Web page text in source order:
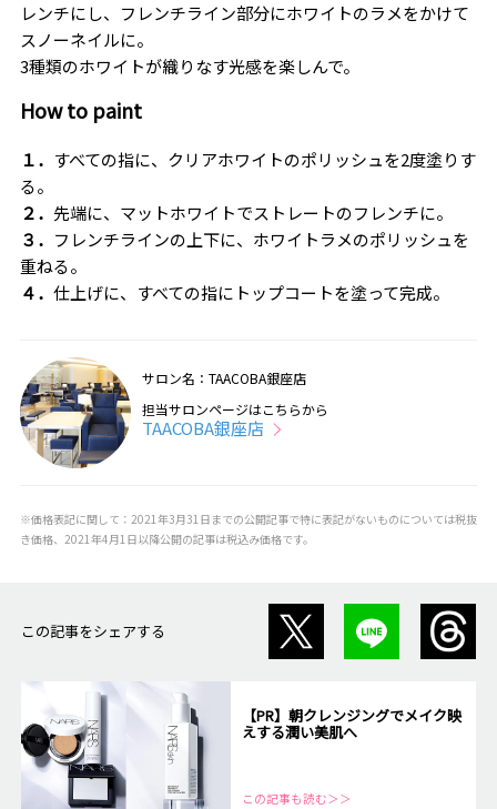
レンチにし、フレンチライン部分にホワイトのラメをかけて
スノーネイルに。
3種類のホワイトが織りなす光感を楽しんで。
How to paint
１． すべての指に、クリアホワイトのポリッシュを2度塗りす
る。
２． 先端に、マットホワイトでストレートのフレンチに。
３． フレンチラインの上下に、ホワイトラメのポリッシュを
重ねる。
４． 仕上げに、すべての指にトップコートを塗って完成。
サロン名：TAACOBA銀座店
担当サロンページはこちらから
TAACOBA銀座店
※価格表記に関して：2021年3月31日までの公開記事で特に表記がないものについては税抜
き価格、2021年4月1日以降公開の記事は税込み価格です。
この記事をシェアする
【PR】朝クレンジングでメイク映
えする潤い美肌へ
この記事も読む＞＞